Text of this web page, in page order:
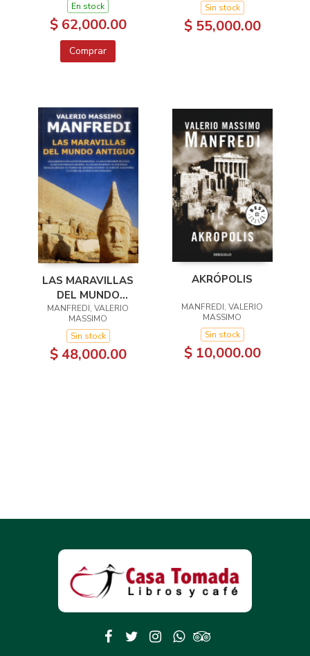
En stock
$ 62,000.00
Comprar
Sin stock
$ 55,000.00
LAS MARAVILLAS
DEL MUNDO
ANTIGUO
MANFREDI, VALERIO
MASSIMO
Sin stock
$ 48,000.00
AKRÓPOLIS
MANFREDI, VALERIO
MASSIMO
Sin stock
$ 10,000.00